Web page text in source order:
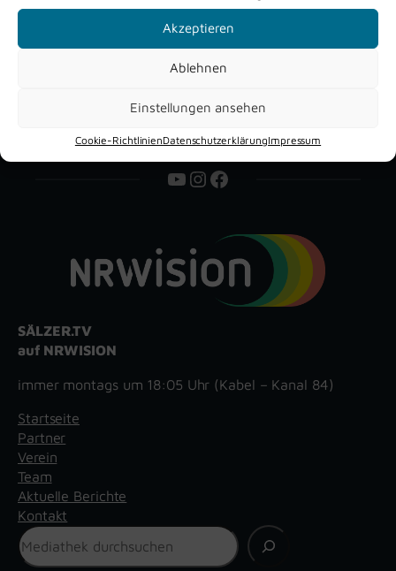
Akzeptieren
Ablehnen
Einstellungen ansehen
Cookie-RichtlinienDatenschutzerklärungImpressum
Verne 2026
Air
YouTube
Instagram
Facebook
SÄLZER.TV
auf NRWISION
immer montags um 18:05 Uhr (Kabel – Kanal 84)
Startseite
Partner
Verein
Team
Aktuelle Berichte
Kontakt
Suchen